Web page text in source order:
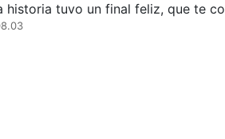
historia tuvo un final feliz, que te